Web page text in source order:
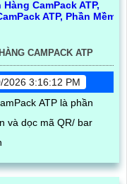
CAMPACK ATP
2026 3:16:12 PM
ATP là phần
và dọc mã QR/ bar